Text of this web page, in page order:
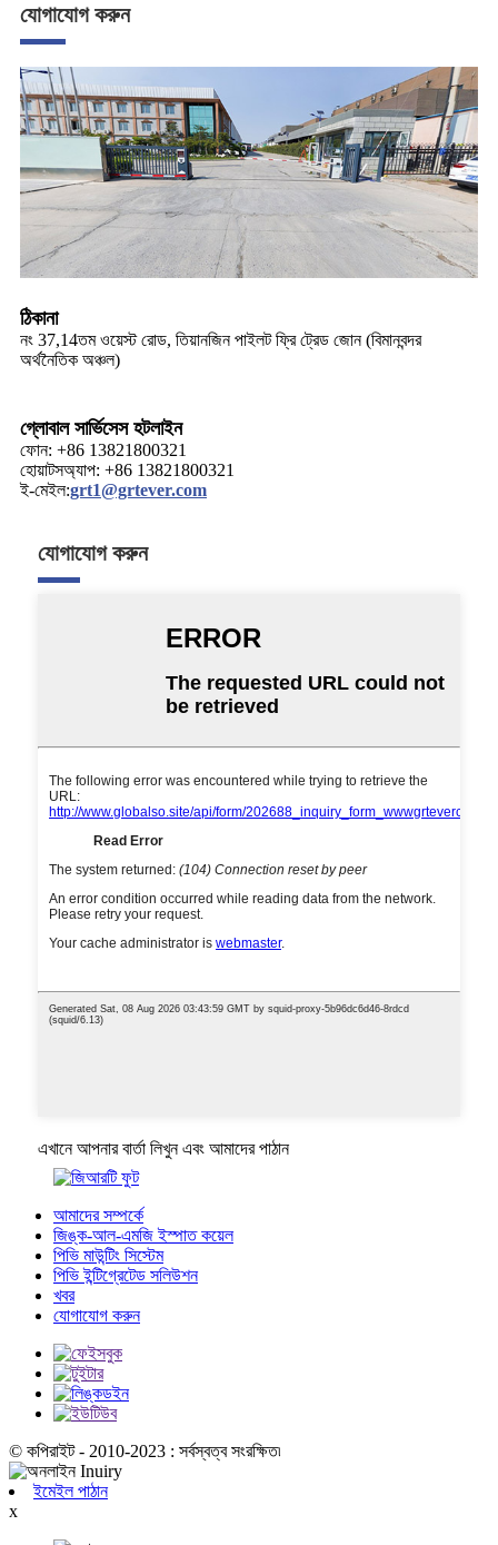
যোগাযোগ করুন
ঠিকানা
নং 37,14তম ওয়েস্ট রোড, তিয়ানজিন পাইলট ফ্রি ট্রেড জোন (বিমানবন্দর
অর্থনৈতিক অঞ্চল)
গ্লোবাল সার্ভিসেস হটলাইন
ফোন: +86 13821800321
হোয়াটসঅ্যাপ: +86 13821800321
ই-মেইল:grt1@grtever.com
যোগাযোগ করুন
এখানে আপনার বার্তা লিখুন এবং আমাদের পাঠান
আমাদের সম্পর্কে
জিঙ্ক-আল-এমজি ইস্পাত কয়েল
পিভি মাউন্টিং সিস্টেম
পিভি ইন্টিগ্রেটেড সলিউশন
খবর
যোগাযোগ করুন
© কপিরাইট - 2010-2023 : সর্বস্বত্ব সংরক্ষিত৷
ইমেইল পাঠান
x